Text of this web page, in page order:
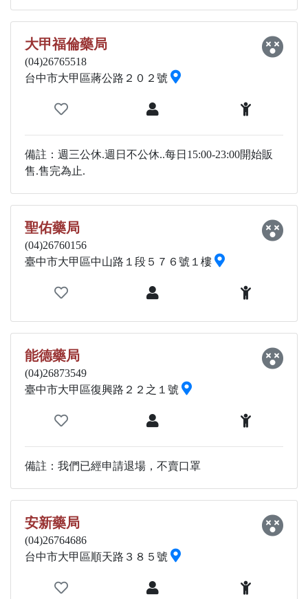
大甲福倫藥局
(04)26765518
台中市大甲區蔣公路２０２號
備註：週三公休.週日不公休..每日15:00-23:00開始販
售.售完為止.
聖佑藥局
(04)26760156
臺中市大甲區中山路１段５７６號１樓
能德藥局
(04)26873549
臺中市大甲區復興路２２之１號
備註：我們已經申請退場，不賣口罩
安新藥局
(04)26764686
台中市大甲區順天路３８５號